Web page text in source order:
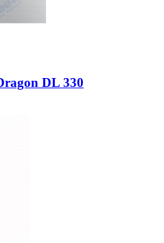
DL 330